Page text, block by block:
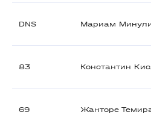
DNS Мариам
83 Константин
69 Жанторе